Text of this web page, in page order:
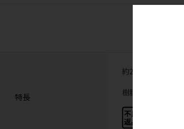
特長
約2倍の粘着力（
樹脂製品のような